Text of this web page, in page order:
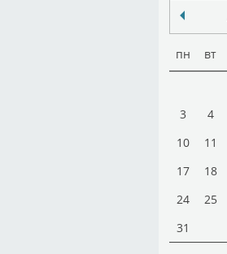
пн вт
3
4
10
11
17
18
24
25
31